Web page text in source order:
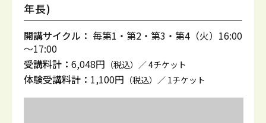
年長)
開講サイクル： 毎第1・第2・第3・第4（火）16:00
～17:00
受講料計： 6,048円 （税込）／ 4チケット
体験受講料計： 1,100円 （税込）／ 1チケット